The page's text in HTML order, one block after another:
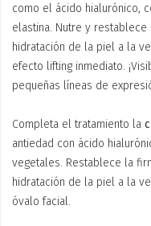
como el ácido hialurónico,
elastina. Nutre y
hidratación de la piel a la
efecto lifting inmediato.
pequeñas líneas de
Completa el tratamiento la
antiedad con ácido
vegetales. Restablece la
hidratación de la piel a la
óvalo facial.